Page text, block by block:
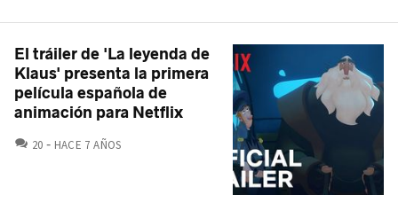
El tráiler de 'La leyenda de
Klaus' presenta la primera
película española de
animación para Netflix
20 COMENTARIOS
HACE 7 AÑOS